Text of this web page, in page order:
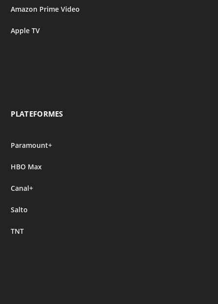
Amazon Prime Video
Apple TV
PLATEFORMES
Paramount+
HBO Max
Canal+
Salto
TNT